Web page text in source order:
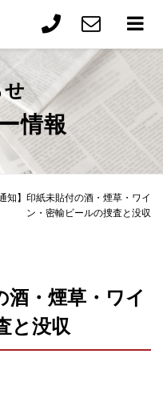
せ
情報
通知】印紙未貼付の酒・煙草・ワイ
ン・密輸ビールの捜査と没収
酒・煙草・ワイ
と没収